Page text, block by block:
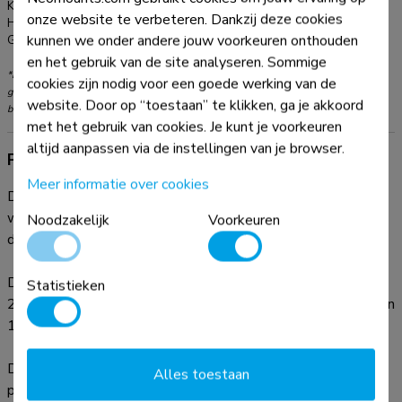
Kleur:
Zwart
Hoofdmateriaal:
Staal
Garantie:
5 jaar
*NB. De vermelde inch-maten zijn slechts een indicatie, gecombineerd met het
gewicht en de VESA-maten. Het maximale gewicht en de VESA-maat zijn absolute
beperkingen voor de producten en dienen niet te worden overschreden.
Productinformatie
De Neomounts WL30-550BL14 LEVEL is een vlakke
wandsteun voor flat screens tot 75" met een maximaal
draagvermogen van 50 kg.
De LEVEL-550 wandsteun is ultra-plat met een diepte van
2,3 cm en is geschikt voor schermen met VESA gatenpatroon
100x100 tot 400x400 mm.
De WL30-550BL14 is voorzien van een handig magnetisch
pull & release systeem, waarmee je de tv in een oogwenk
onze website te verbeteren. Dankzij deze cookies
kunnen we onder andere jouw voorkeuren onthouden
en het gebruik van de site analyseren. Sommige
cookies zijn nodig voor een goede werking van de
website. Door op “toestaan” te klikken, ga je akkoord
met het gebruik van cookies. Je kunt je voorkeuren
altijd aanpassen via de instellingen van je browser.
Meer informatie over cookies
Noodzakelijk
Voorkeuren
Statistieken
Alles toestaan